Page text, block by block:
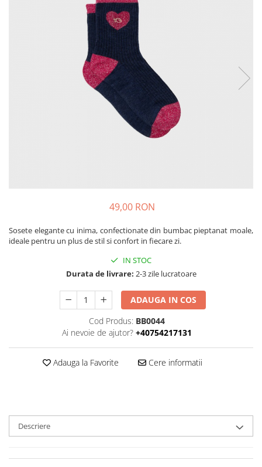
Produse pentru casa
49,00 RON
Sosete elegante cu inima, confectionate din bumbac pieptanat moale,
ideale pentru un plus de stil si confort in fiecare zi.
IN STOC
Durata de livrare: 2-3 zile lucratoare
ADAUGA IN COS
Cod Produs: BB0044
Ai nevoie de ajutor? +40754217131
Adauga la Favorite Cere informatii
Descriere